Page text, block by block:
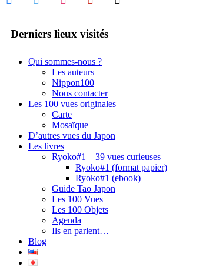
Derniers lieux visités
Qui sommes-nous ?
Les auteurs
Nippon100
Nous contacter
Les 100 vues originales
Carte
Mosaïque
D’autres vues du Japon
Les livres
Ryoko#1 – 39 vues curieuses
Ryoko#1 (format papier)
Ryoko#1 (ebook)
Guide Tao Japon
Les 100 Vues
Les 100 Objets
Agenda
Ils en parlent…
Blog